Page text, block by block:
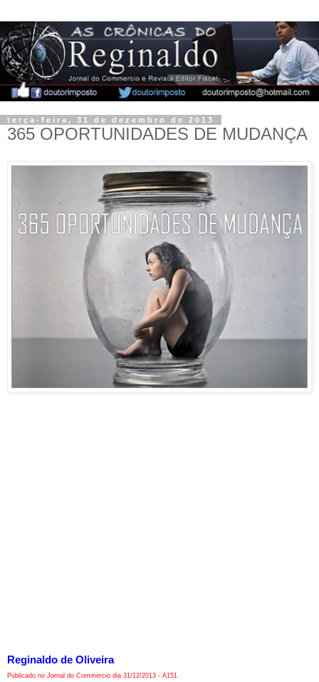
terça-feira, 31 de dezembro de 2013
365 OPORTUNIDADES DE MUDANÇA
Reginaldo de Oliveira
Publicado no Jornal do Commercio dia 31/12/2013 - A151